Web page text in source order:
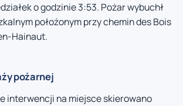
o godzinie 3:53. Pożar wybuchł
położonym przy chemin des Bois
Hainaut.
pożarnej
interwencji na miejsce skierowano